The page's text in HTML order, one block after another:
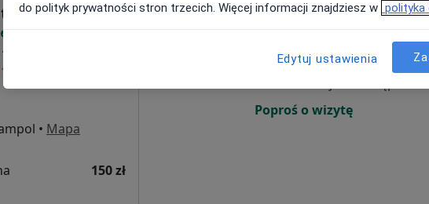
Marzena
·
12 opinii
• Mapa
150 zł
Dziś Jutro Pon, Wt,
Poproś o wizytę
do polityk prywatności stron trzecich. Więcej informacji znajdziesz w polityka
Edytuj ustawienia